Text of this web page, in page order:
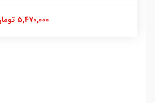
5,470,000 تومان